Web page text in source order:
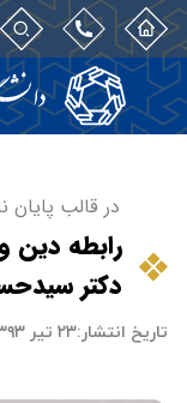
در قالب
رابطه دین
دکتر
تاریخ انتشار:۲۳ تیر ۱۳۹۳